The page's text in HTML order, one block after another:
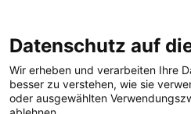
Was ist der Merkur?
Herausgeber /
Redaktion
Alle Abos im
Print-Abo
Digital-Abo
Datenschutz auf
Wir erheben und verarbeiten Ihre
besser zu verstehen, wie sie
oder ausgewählten